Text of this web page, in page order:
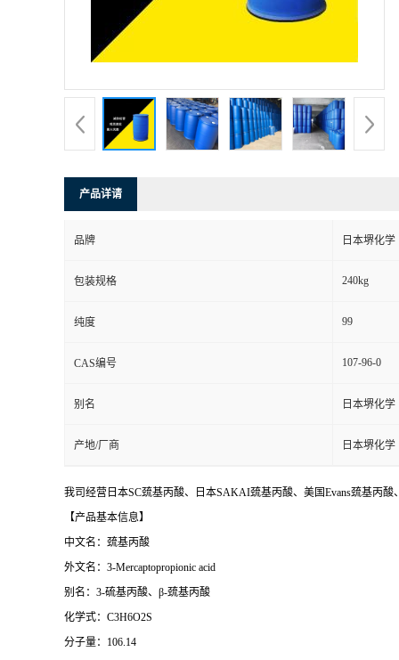
产品详请
品牌 日本堺化学
包装规格 240kg
纯度 99
CAS编号 107-96-0
别名 日本堺化学
产地/厂商 日本堺化学
我司经营日本SC巯基丙酸、日本SAKAI巯基丙酸、美国Evans巯基丙
【产品基本信息】
中文名：巯基丙酸
外文名：3-Mercaptopropionic acid
别名：3-硫基丙酸、β-巯基丙酸
化学式：C3H6O2S
分子量：106.14